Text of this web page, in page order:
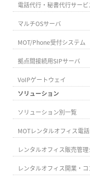
電話代行・秘書代行サービ
マルチOSサーバ
MOT/Phone受付システム
拠点間接続用SIPサーバ
VoIPゲートウェイ
ソリューション
ソリューション別一覧
MOTレンタルオフィス電
レンタルオフィス販売管
レンタルオフィス開業・